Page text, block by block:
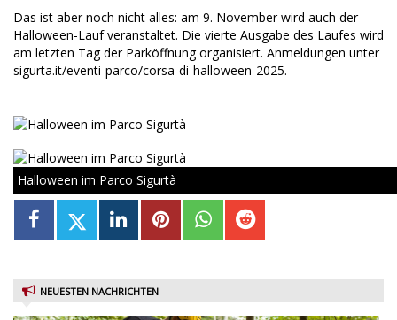
Das ist aber noch nicht alles: am 9. November wird auch der
Halloween-Lauf veranstaltet. Die vierte Ausgabe des Laufes wird
am letzten Tag der Parköffnung organisiert. Anmeldungen unter
sigurta.it/eventi-parco/corsa-di-halloween-2025.
Halloween im Parco Sigurtà
NEUESTEN NACHRICHTEN